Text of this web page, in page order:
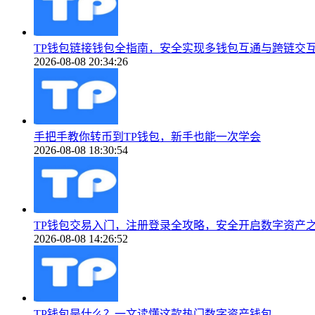
TP钱包链接钱包全指南，安全实现多钱包互通与跨链交
2026-08-08 20:34:26
手把手教你转币到TP钱包，新手也能一次学会
2026-08-08 18:30:54
TP钱包交易入门，注册登录全攻略，安全开启数字资产
2026-08-08 14:26:52